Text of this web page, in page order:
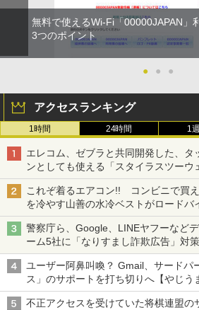
無料で使えるWi-Fi「00000JAPAN」
3つのポイント
● ● ●
アクセスランキング
1時間 24時間 1
エレコム、ゼブラと共同開発した、タ
ンとしても使える「スタイラスツー
も、持ち替えずに書き込める
これぞ着るエアコン!! コンビニで買
を冷やす山善の水冷ベストがロードバ
ち・ざ・ろーど！その14】【空いた時
警察庁ら、Google、LINEヤフーなど
ーム5社に「なりすまし詐欺広告」対
真や映像を使った投資詐欺などへの対
ユーザー阿鼻叫喚？ Gmail、サードパ
ス」のサポートを打ち切りへ【やじう
不正アクセスを受けていた将棋連盟の